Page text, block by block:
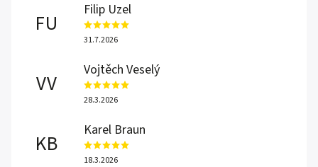
FU
Filip Uzel
31.7.2026
VV
Vojtěch Veselý
28.3.2026
KB
Karel Braun
18.3.2026